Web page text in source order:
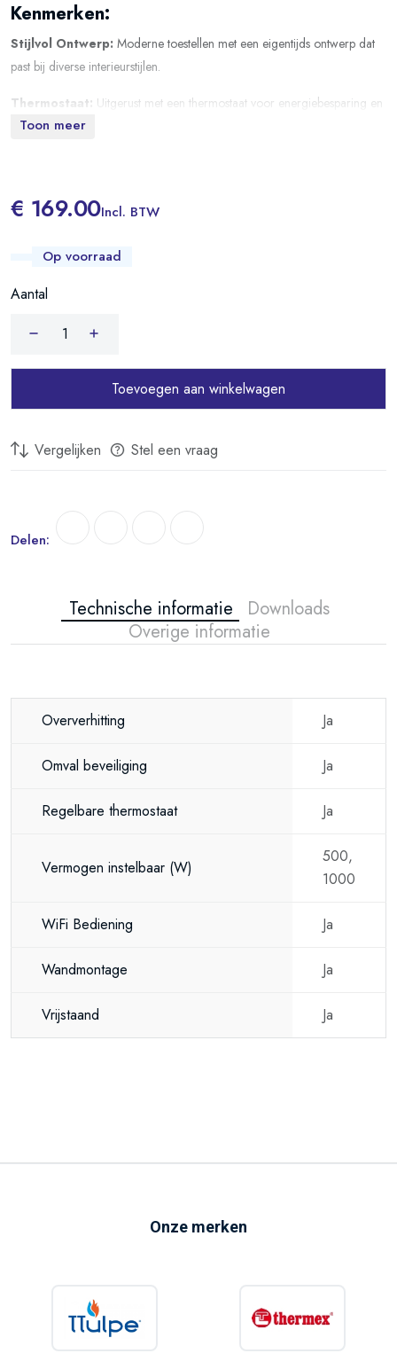
Kenmerken:
Stijlvol Ontwerp: Moderne toestellen met een eigentijds ontwerp dat
past bij diverse interieurstijlen.
Thermostaat: Uitgerust met een thermostaat voor energiebesparing en
nauwkeurige temperatuurregeling.
Schakelbaar Vermogen:Keuze tussen laag (500W) of hoog
een Wi-Fi netwerk, waardoor u deze vanaf uw mobiele apparaat kunt
bedienen met de Thermex Home app.
Wandmontage of Vrijstaand:Kan aan de wand worden
gemonteerd met bijgeleverde wandbeugels en wandbevestigingskit, of
vrijstaand worden geplaatst met de meegeleverde voetsteunen.
Garantie:Kwalitatief hoogwaardige convectors met 3 jaar garantie.
in een stijlvol ontwerp.
Toon meer
€ 169.00Incl. BTW
Op voorraad
Aantal
Toevoegen aan winkelwagen
Vergelijken Stel een vraag
Delen:
Technische informatie
Downloads
Overige informatie
Oververhitting Ja
Omval beveiliging Ja
Regelbare thermostaat Ja
Vermogen instelbaar (W)
500,
1000
WiFi Bediening Ja
Wandmontage Ja
Vrijstaand Ja
Onze merken